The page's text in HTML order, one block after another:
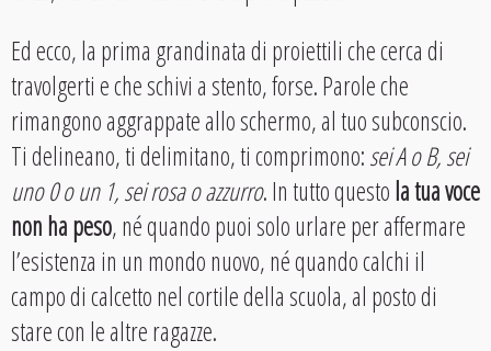
Ed ecco, la prima grandinata di proiettili che cerca di
travolgerti e che schivi a stento, forse. Parole che
rimangono aggrappate allo schermo, al tuo subconscio.
Ti delineano, ti delimitano, ti comprimono:sei A o B, sei
uno 0 o un 1, sei rosa o azzurro. In tutto questola tua voce
non ha peso, né quando puoi solo urlare per affermare
l’esistenza in un mondo nuovo, né quando calchi il
campo di calcetto nel cortile della scuola, al posto di
stare con le altre ragazze.